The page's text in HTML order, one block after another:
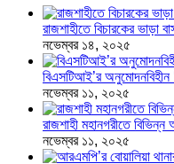
রাজশাহীতে বিচারকের
নভেম্বর ১৪, ২০২৫
বিএসটিআই’র অনুমোদনবিহীন
নভেম্বর ১১, ২০২৫
রাজশাহী মহানগরীতে
নভেম্বর ১১, ২০২৫